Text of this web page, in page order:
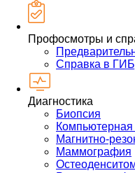
Профосмотры и
Справка в
Диагностика
Биопсия
Магнитно-
Маммография